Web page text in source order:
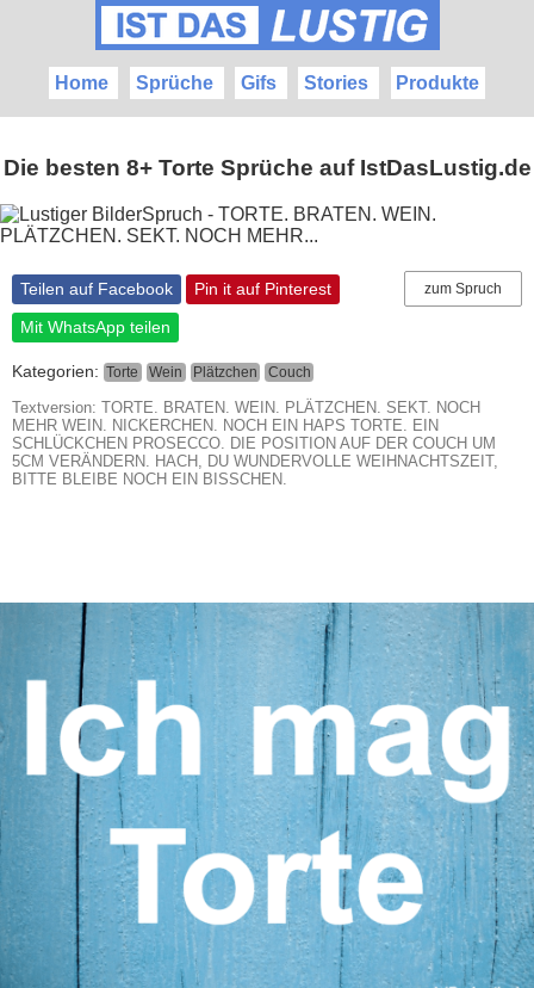
Home Sprüche Gifs Stories Produkte
Die besten 8+ Torte Sprüche auf IstDasLustig.de
zum Spruch
Teilen auf Facebook
Pin it auf Pinterest
Mit WhatsApp teilen
Kategorien: Torte Wein Plätzchen Couch
Textversion: TORTE. BRATEN. WEIN. PLÄTZCHEN. SEKT. NOCH
MEHR WEIN. NICKERCHEN. NOCH EIN HAPS TORTE. EIN
SCHLÜCKCHEN PROSECCO. DIE POSITION AUF DER COUCH UM
5CM VERÄNDERN. HACH, DU WUNDERVOLLE WEIHNACHTSZEIT,
BITTE BLEIBE NOCH EIN BISSCHEN.